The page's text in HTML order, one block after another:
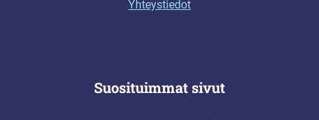
Yhteystiedot
Suosituimmat sivut